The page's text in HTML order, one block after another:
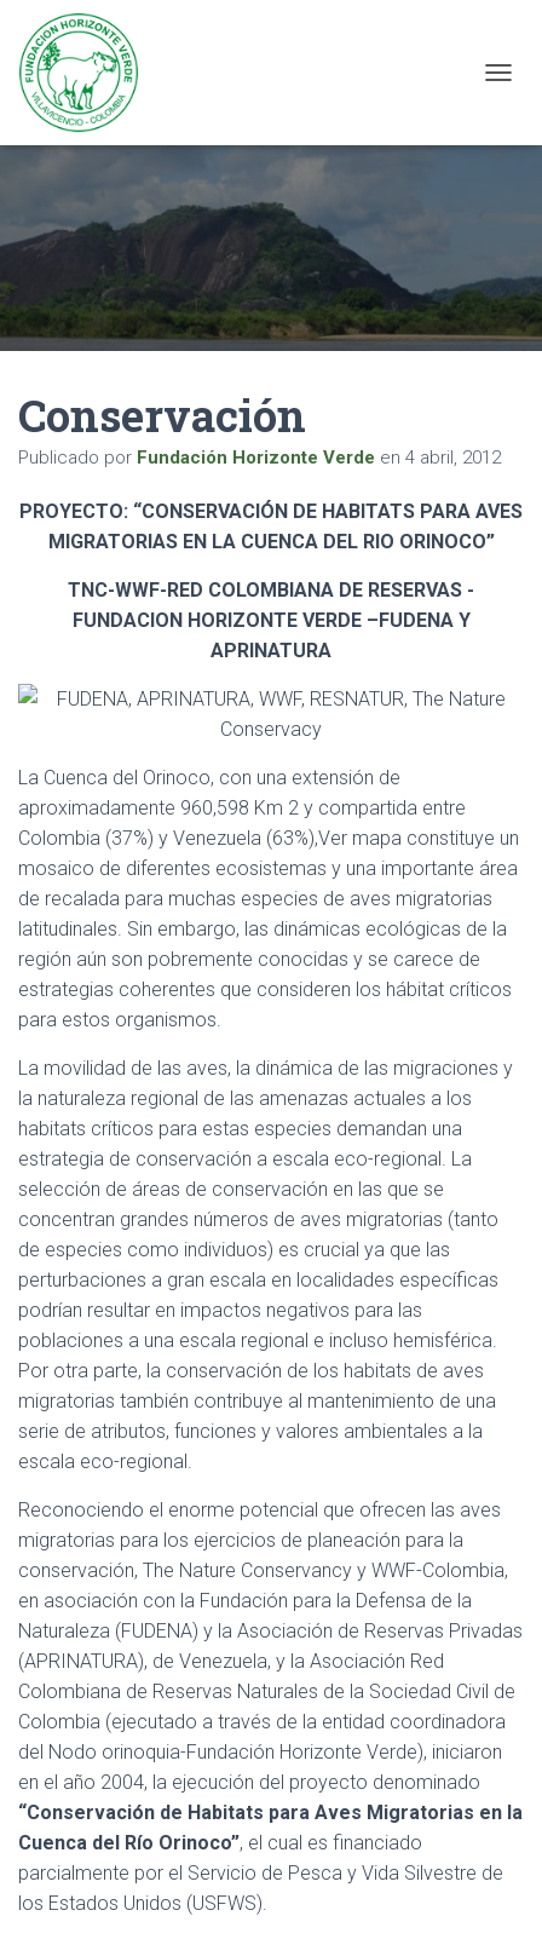
O
D
D
E
A
Conservación
Publicado por Fundación Horizonte Verde en 4 abril, 2012
PROYECTO: “CONSERVACIÓN DE HABITATS PARA AVES
MIGRATORIAS EN LA CUENCA DEL RIO ORINOCO”
TNC-WWF-RED COLOMBIANA DE RESERVAS -
FUNDACION HORIZONTE VERDE –FUDENA Y
APRINATURA
La Cuenca del Orinoco, con una extensión de
aproximadamente 960,598 Km 2 y compartida entre
Colombia (37%) y Venezuela (63%),Ver mapa constituye un
mosaico de diferentes ecosistemas y una importante área
de recalada para muchas especies de aves migratorias
latitudinales. Sin embargo, las dinámicas ecológicas de la
región aún son pobremente conocidas y se carece de
estrategias coherentes que consideren los hábitat críticos
para estos organismos.
La movilidad de las aves, la dinámica de las migraciones y
la naturaleza regional de las amenazas actuales a los
habitats críticos para estas especies demandan una
estrategia de conservación a escala eco-regional. La
selección de áreas de conservación en las que se
concentran grandes números de aves migratorias (tanto
de especies como individuos) es crucial ya que las
perturbaciones a gran escala en localidades específicas
podrían resultar en impactos negativos para las
poblaciones a una escala regional e incluso hemisférica.
Por otra parte, la conservación de los habitats de aves
migratorias también contribuye al mantenimiento de una
serie de atributos, funciones y valores ambientales a la
escala eco-regional.
Reconociendo el enorme potencial que ofrecen las aves
migratorias para los ejercicios de planeación para la
conservación, The Nature Conservancy y WWF-Colombia,
en asociación con la Fundación para la Defensa de la
Naturaleza (FUDENA) y la Asociación de Reservas Privadas
(APRINATURA), de Venezuela, y la Asociación Red
Colombiana de Reservas Naturales de la Sociedad Civil de
Colombia (ejecutado a través de la entidad coordinadora
del Nodo orinoquia-Fundación Horizonte Verde), iniciaron
en el año 2004, la ejecución del proyecto denominado
“Conservación de Habitats para Aves Migratorias en la
Cuenca del Río Orinoco”, el cual es financiado
parcialmente por el Servicio de Pesca y Vida Silvestre de
los Estados Unidos (USFWS).